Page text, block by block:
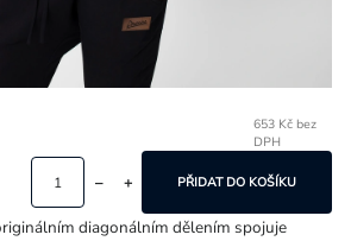
653 Kč bez
DPH
PŘIDAT DO KOŠÍKU
diagonálním dělením spojuje